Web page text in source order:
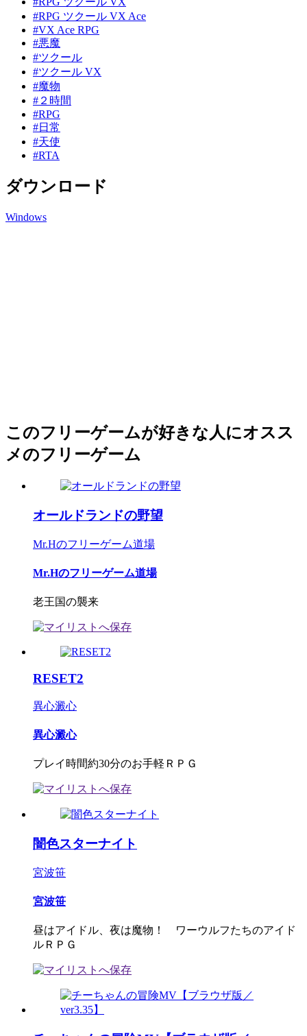
#RPG ツクール VX Ace
#VX Ace RPG
#悪魔
#ツクール
#ツクール VX
#魔物
#２時間
#RPG
#日常
#天使
#RTA
ダウンロード
Windows
このフリーゲームが好きな人にオスス
メのフリーゲーム
オールドランドの野望
Mr.Hのフリーゲーム道場
Mr.Hのフリーゲーム道場
老王国の襲来
RESET2
異心澱心
異心澱心
プレイ時間約30分のお手軽ＲＰＧ
闇色スターナイト
宮波笹
宮波笹
昼はアイドル、夜は魔物！ ワーウルフたちのアイド
ルＲＰＧ